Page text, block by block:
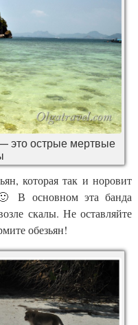
это острые мертвые
которая так и норовит
В основном эта банда
скалы. Не оставляйте
обезьян!